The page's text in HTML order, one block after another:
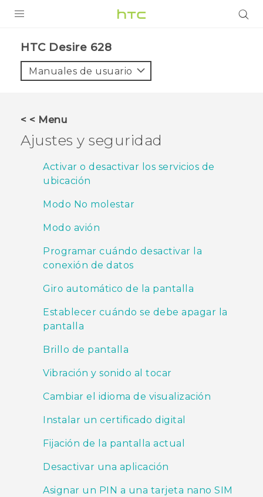
VIVE
Dispositivos y accesorios HTC
Iniciar sesión
HTC Desire 628‎
Manuales de usuario
< < Menu
Ajustes y seguridad
Activar o desactivar los servicios de
ubicación
Modo No molestar
Modo avión
Programar cuándo desactivar la
conexión de datos
Giro automático de la pantalla
Establecer cuándo se debe apagar la
pantalla
Brillo de pantalla
Vibración y sonido al tocar
Cambiar el idioma de visualización
Instalar un certificado digital
Fijación de la pantalla actual
Desactivar una aplicación
Asignar un PIN a una tarjeta nano SIM